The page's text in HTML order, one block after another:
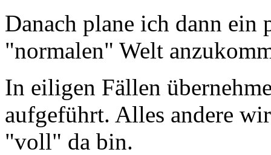
Danach plane ich dann ein
"normalen" Welt
In eiligen Fällen
aufgeführt. Alles andere
"voll" da bin.